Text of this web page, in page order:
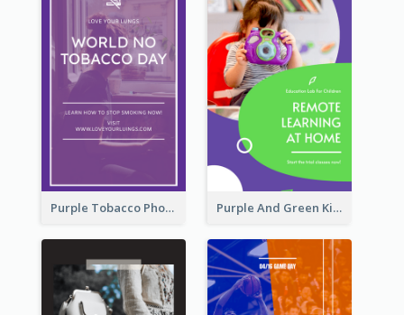
Purple Tobacco Photo No Tobacco Day Instagram Story Purple And Green Kids Photo Remote Learning Instagram Story